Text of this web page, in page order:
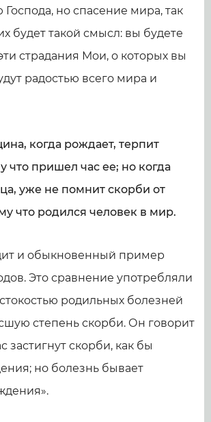
но спасение мира, так
будет такой смысл: вы будете
страдания Мои, о которых вы
радостью всего мира и
когда рождает, терпит
что пришел час ее; но когда
уже не помнит скорби от
что родился человек в мир.
и обыкновенный пример
Это сравнение употребляли
родильных болезней
степень скорби. Он говорит
застигнут скорби, как бы
но болезнь бывает